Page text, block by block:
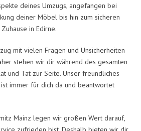
deines Umzugs, angefangen bei
deiner Möbel bis hin zum sicheren
in Edirne.
mit vielen Fragen und Unsicherheiten
stehen wir dir während des gesamten
und Tat zur Seite. Unser freundliches
immer für dich da und beantwortet
Mainz legen wir großen Wert darauf,